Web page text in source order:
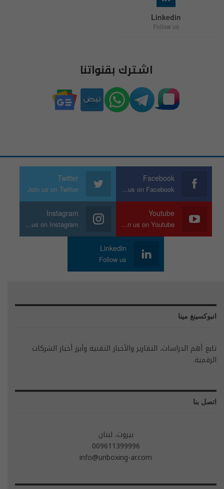
Linkedin
Follow us
اشترك بقنواتنا
Facebook
Join us on Facebook
Twitter
Join us on Twitter
Youtube
Join us on Youtube
Instagram
Join us on Instagram
Linkedin
Follow us
انبوكسينغ مينا
تابع أهم الدراسات، التقارير والأخبار التقنية وأبرز أخبار الشركات
الرقمية.
اتصل بنا
بيروت، لبنان
009611399996
info@unboxing-ar.com